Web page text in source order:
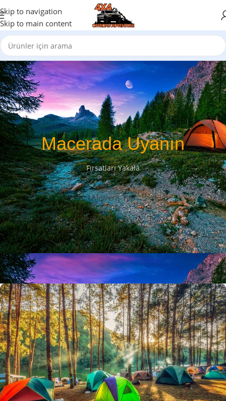
Skip to navigation
Skip to main content
Macerada Uyanın
Fırsatları Yakala
Alışveriş Yap